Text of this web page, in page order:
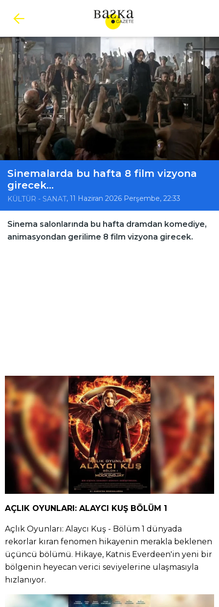
Sinemalarda bu hafta 8 film vizyona
girecek...
KÜLTÜR - SANAT, 11 Haziran 2026 Perşembe, 22:33
Sinema salonlarında bu hafta dramdan komediye,
animasyondan gerilime 8 film vizyona girecek.
AÇLIK OYUNLARI: ALAYCI KUŞ BÖLÜM 1
Açlık Oyunları: Alaycı Kuş - Bölüm 1 dünyada
rekorlar kıran fenomen hikayenin merakla beklenen
üçüncü bölümü. Hikaye, Katnis Everdeen'in yeni bir
bölgenin heyecan verici seviyelerine ulaşmasıyla
hızlanıyor.